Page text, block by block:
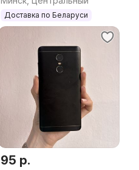
Доставка по Беларуси
95 р.